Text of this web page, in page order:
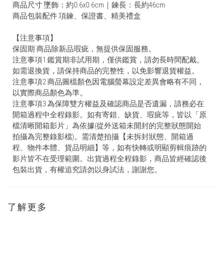
商品尺寸 墜飾：約0.6x0.6cm｜鍊長：長約46cm
商品包裝配件 項鍊、保證書、精美禮盒
【注意事項】
保固期 商品除新品瑕疵，無提供保固服務。
注意事項1 鑑賞期非試用期，僅供鑑賞，請勿長時間配戴。
如需退換貨，請保持商品的完整性，以免影響退貨權益。
注意事項2 商品圖檔顏色因電腦螢幕設定差異會略有不同，
以實際商品顏色為準。
注意事項3 為保障雙方權益及確認商品是否遺漏，請務必在
開箱過程中全程錄影。如有寄錯、缺貨、瑕疵等，皆以「原
檔清晰開箱影片」為依據(從外送箱未開封的完整狀態開始
拍攝為完整錄影檔)。需清楚拍攝【未拆封狀態、開箱過
程、物件本體、貨品明細】等，如有快轉或明顯剪輯痕跡的
影片皆不在受理範圍。出貨過程全程錄影，商品皆經確認後
包裝出貨，有權追究請勿以身試法，謝謝您。
了解更多